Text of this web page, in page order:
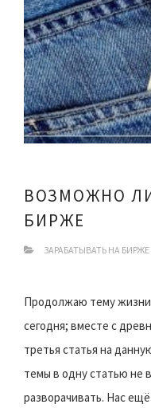
ВОЗМОЖНО
БИРЖЕ
ЗАРАБАТЫВАТЬ НА БИРЖЕ
Продолжаю тему
сегодня; вместе с
третья статья на
темы в одну статью не
разворачивать. Нас